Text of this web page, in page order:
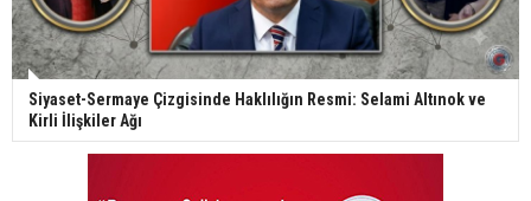
Siyaset-Sermaye Çizgisinde Haklılığın Resmi: Selami Altınok ve
Kirli İlişkiler Ağı